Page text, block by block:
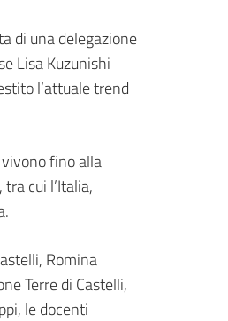
di una delegazione
Lisa Kuzunishi
l’attuale trend
fino alla
cui l’Italia,
Romina
Terre di Castelli,
le docenti